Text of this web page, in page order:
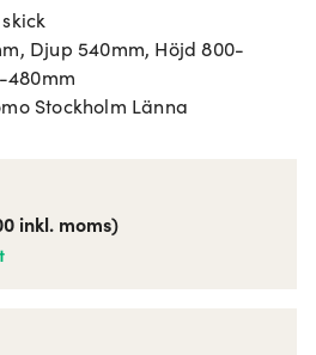
Djup 540mm, Höjd 800-
480mm
Stockholm Länna
inkl. moms)